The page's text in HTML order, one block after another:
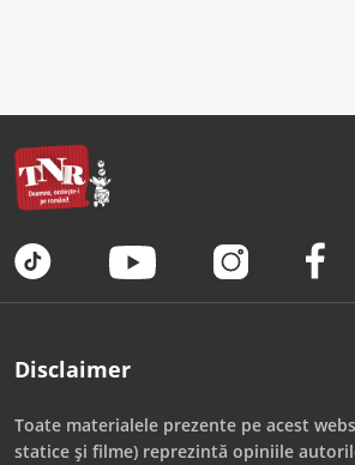
Disclaimer
Toate materialele prezente pe acest
statice și filme) reprezintă opiniile